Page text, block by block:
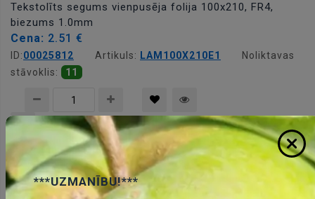
Tekstolīts segums vienpusēja folija 100x210, FR4,
biezums 1.0mm
Cena: 2.51 €
ID:00025812 Artikuls: LAM100X210E1
Noliktavas
stāvoklis:
11
grozam
***UZMANĪBU!***